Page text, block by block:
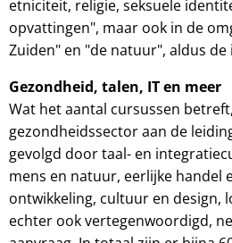
etniciteit, religie, seksuele
opvattingen", maar ook in de
Zuiden" en "de natuur", aldus
Gezondheid, talen, IT en meer
Wat het aantal cursussen
gezondheidssector aan de
gevolgd door taal- en
mens en natuur, eerlijke handel
ontwikkeling, cultuur en design,
echter ook vertegenwoordigd,